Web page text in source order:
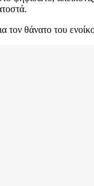
τον θάνατο του